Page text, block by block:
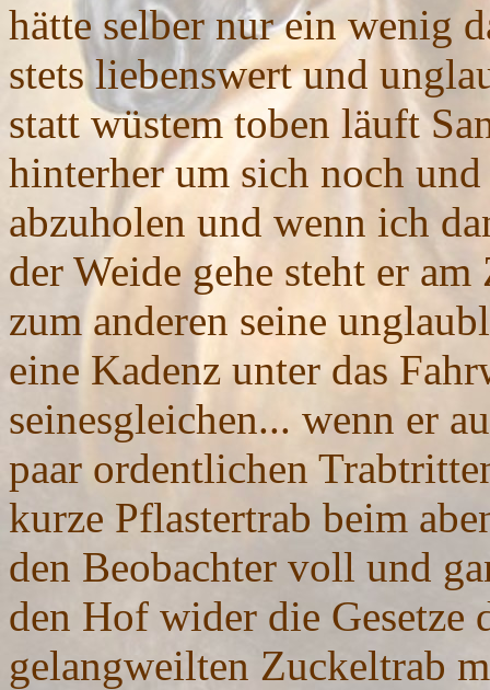
hätte selber nur ein wenig
stets liebenswert und
statt wüstem toben läuft
hinterher um sich noch
abzuholen und wenn ich
der Weide gehe steht er
zum anderen seine
eine Kadenz unter das
seinesgleichen... wenn er
paar ordentlichen
kurze Pflastertrab beim
den Beobachter voll und
den Hof wider die Gesetze
gelangweilten Zuckeltrab